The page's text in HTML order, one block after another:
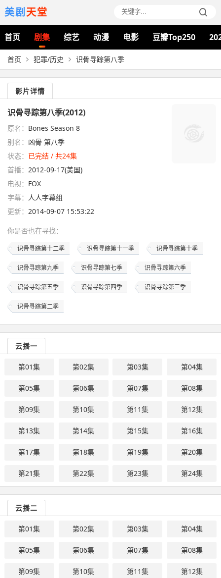
美剧天堂
首页 剧集 综艺 动漫 电影 豆瓣Top250
首页 犯罪/历史 识骨寻踪第八季
影片详情
识骨寻踪第八季(2012)
原名： Bones Season 8
别名： 凶骨 第八季
状态： 已完结 / 共24集
首播： 2012-09-17(美国)
电视： FOX
字幕： 人人字幕组
更新： 2014-09-07 15:53:22
你是否也在寻找：
识骨寻踪第十二季 识骨寻踪第十一季 识骨寻踪第十季
识骨寻踪第九季 识骨寻踪第七季 识骨寻踪第六季
识骨寻踪第五季 识骨寻踪第四季 识骨寻踪第三季
识骨寻踪第二季
云播一
第01集 第02集 第03集 第04集
第05集 第06集 第07集 第08集
第09集 第10集 第11集 第12集
第13集 第14集 第15集 第16集
第17集 第18集 第19集 第20集
第21集 第22集 第23集 第24集
云播二
第01集 第02集 第03集 第04集
第05集 第06集 第07集 第08集
第09集 第10集 第11集 第12集